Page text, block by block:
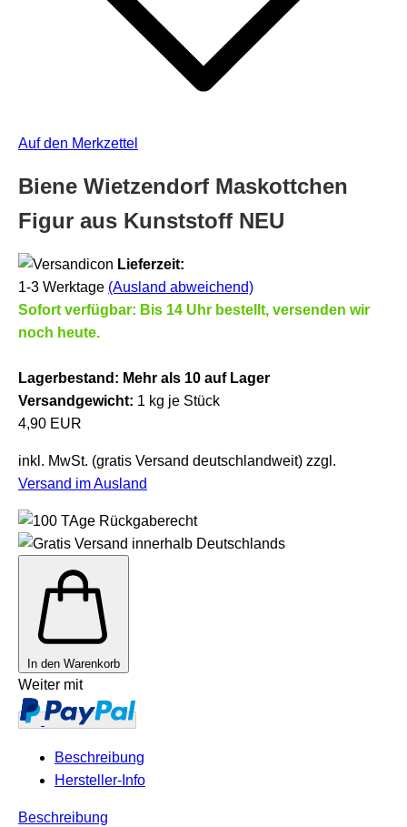
Auf den Merkzettel
Biene Wietzendorf Maskottchen
Figur aus Kunststoff NEU
Lieferzeit:
1-3 Werktage (Ausland abweichend)
Sofort verfügbar: Bis 14 Uhr bestellt, versenden wir
noch heute.
Lagerbestand: Mehr als 10 auf Lager
Versandgewicht: 1 kg je Stück
4,90 EUR
inkl. MwSt. (gratis Versand deutschlandweit) zzgl.
Versand im Ausland
In den Warenkorb
Weiter mit
Beschreibung
Hersteller-Info
Beschreibung